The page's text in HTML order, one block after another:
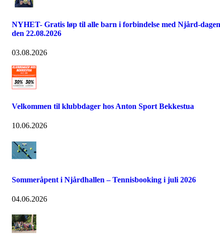
NYHET- Gratis løp til alle barn i forbindelse med Njård-dagen
den 22.08.2026
03.08.2026
Velkommen til klubbdager hos Anton Sport Bekkestua
10.06.2026
Sommeråpent i Njårdhallen – Tennisbooking i juli 2026
04.06.2026